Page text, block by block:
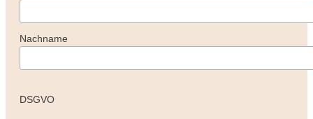
Nachname
DSGVO